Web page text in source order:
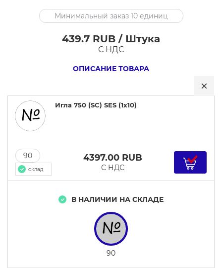
Игла
Минимальный заказ 10 единиц
439.7 RUB / Штука
С НДС
ОПИСАНИЕ ТОВАРА
Игла 750 (SC) SES (1x10)
90
склад
4397.00 RUB
С НДС
В НАЛИЧИИ НА СКЛАДЕ
90